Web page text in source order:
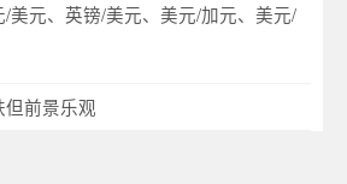
美元、英镑/美元、美元/加元、美元/
前景乐观